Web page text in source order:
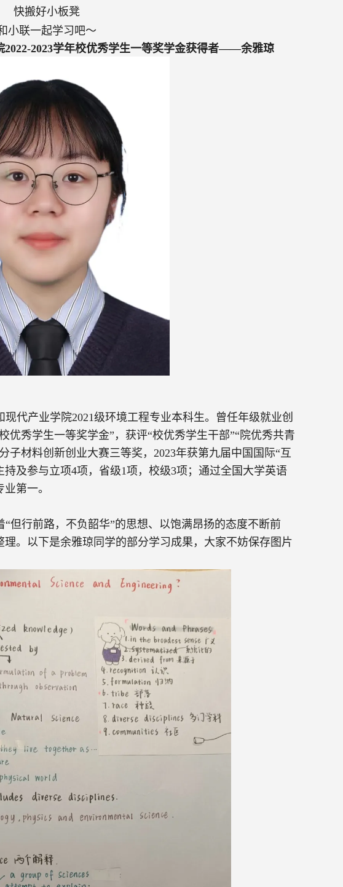
快搬好小板凳
小联一起学习吧～
2022-2023学年校优秀学生一等奖学金获得者——余雅琼
现代产业学院2021级环境工程专业本科生。曾任年级就业创
优秀学生一等奖学金”，获评“校优秀学生干部”“院优秀共青
子材料创新创业大赛三等奖， 2023年获第九届中国国际“互
持及参与立项4项，省级1项，校级3项；通过全国大学英语
第一。
但行前路，不负韶华”的思想、以饱满昂扬的态度不断前
。以下是余雅琼同学的部分学习成果，大家不妨保存图片